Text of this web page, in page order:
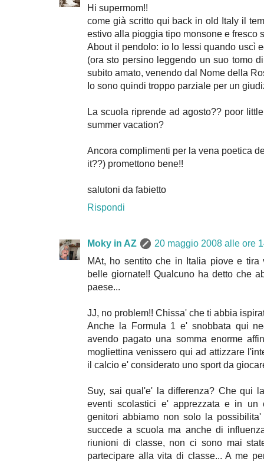
Hi supermom!!
come già scritto qui back in old Italy il
estivo alla pioggia tipo monsone e fresco
About il pendolo: io lo lessi quando uscì
(ora sto persino leggendo un suo tomo
subito amato, venendo dal Nome della
Io sono quindi troppo parziale per un
La scuola riprende ad agosto?? poor
summer vacation?
Ancora complimenti per la vena poetica
it??) promettono bene!!
salutoni da fabietto
Rispondi
Moky in AZ
20 maggio 2008 alle ore
MAt, ho sentito che in Italia piove e tira
belle giornate!! Qualcuno ha detto che
paese...
JJ, no problem!! Chissa' che ti abbia
Anche la Formula 1 e' snobbata qui
avendo pagato una somma enorme
mogliettina venissero qui ad attizzare
il calcio e' considerato uno sport da
Suy, sai qual'e' la differenza? Che qui
eventi scolastici e' apprezzata e in un
genitori abbiamo non solo la
succede a scuola ma anche di
riunioni di classe, non ci sono mai
partecipare alla vita di classe... A me